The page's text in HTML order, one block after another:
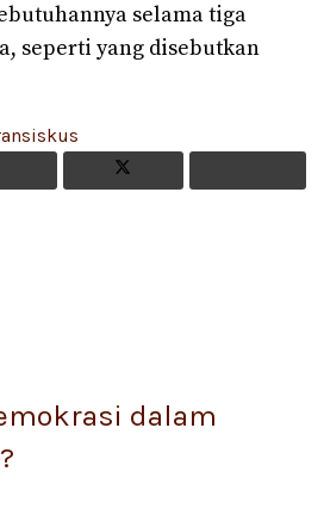
selama tiga
seperti yang disebutkan
dalam